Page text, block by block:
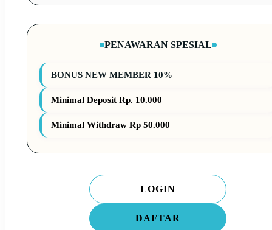
PENAWARAN SPESIAL
BONUS NEW MEMBER 10%
Minimal Deposit Rp. 10.000
Minimal Withdraw Rp 50.000
LOGIN
DAFTAR